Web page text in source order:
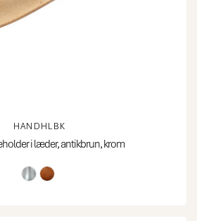
HANDHLBK
i læder, antikbrun, krom